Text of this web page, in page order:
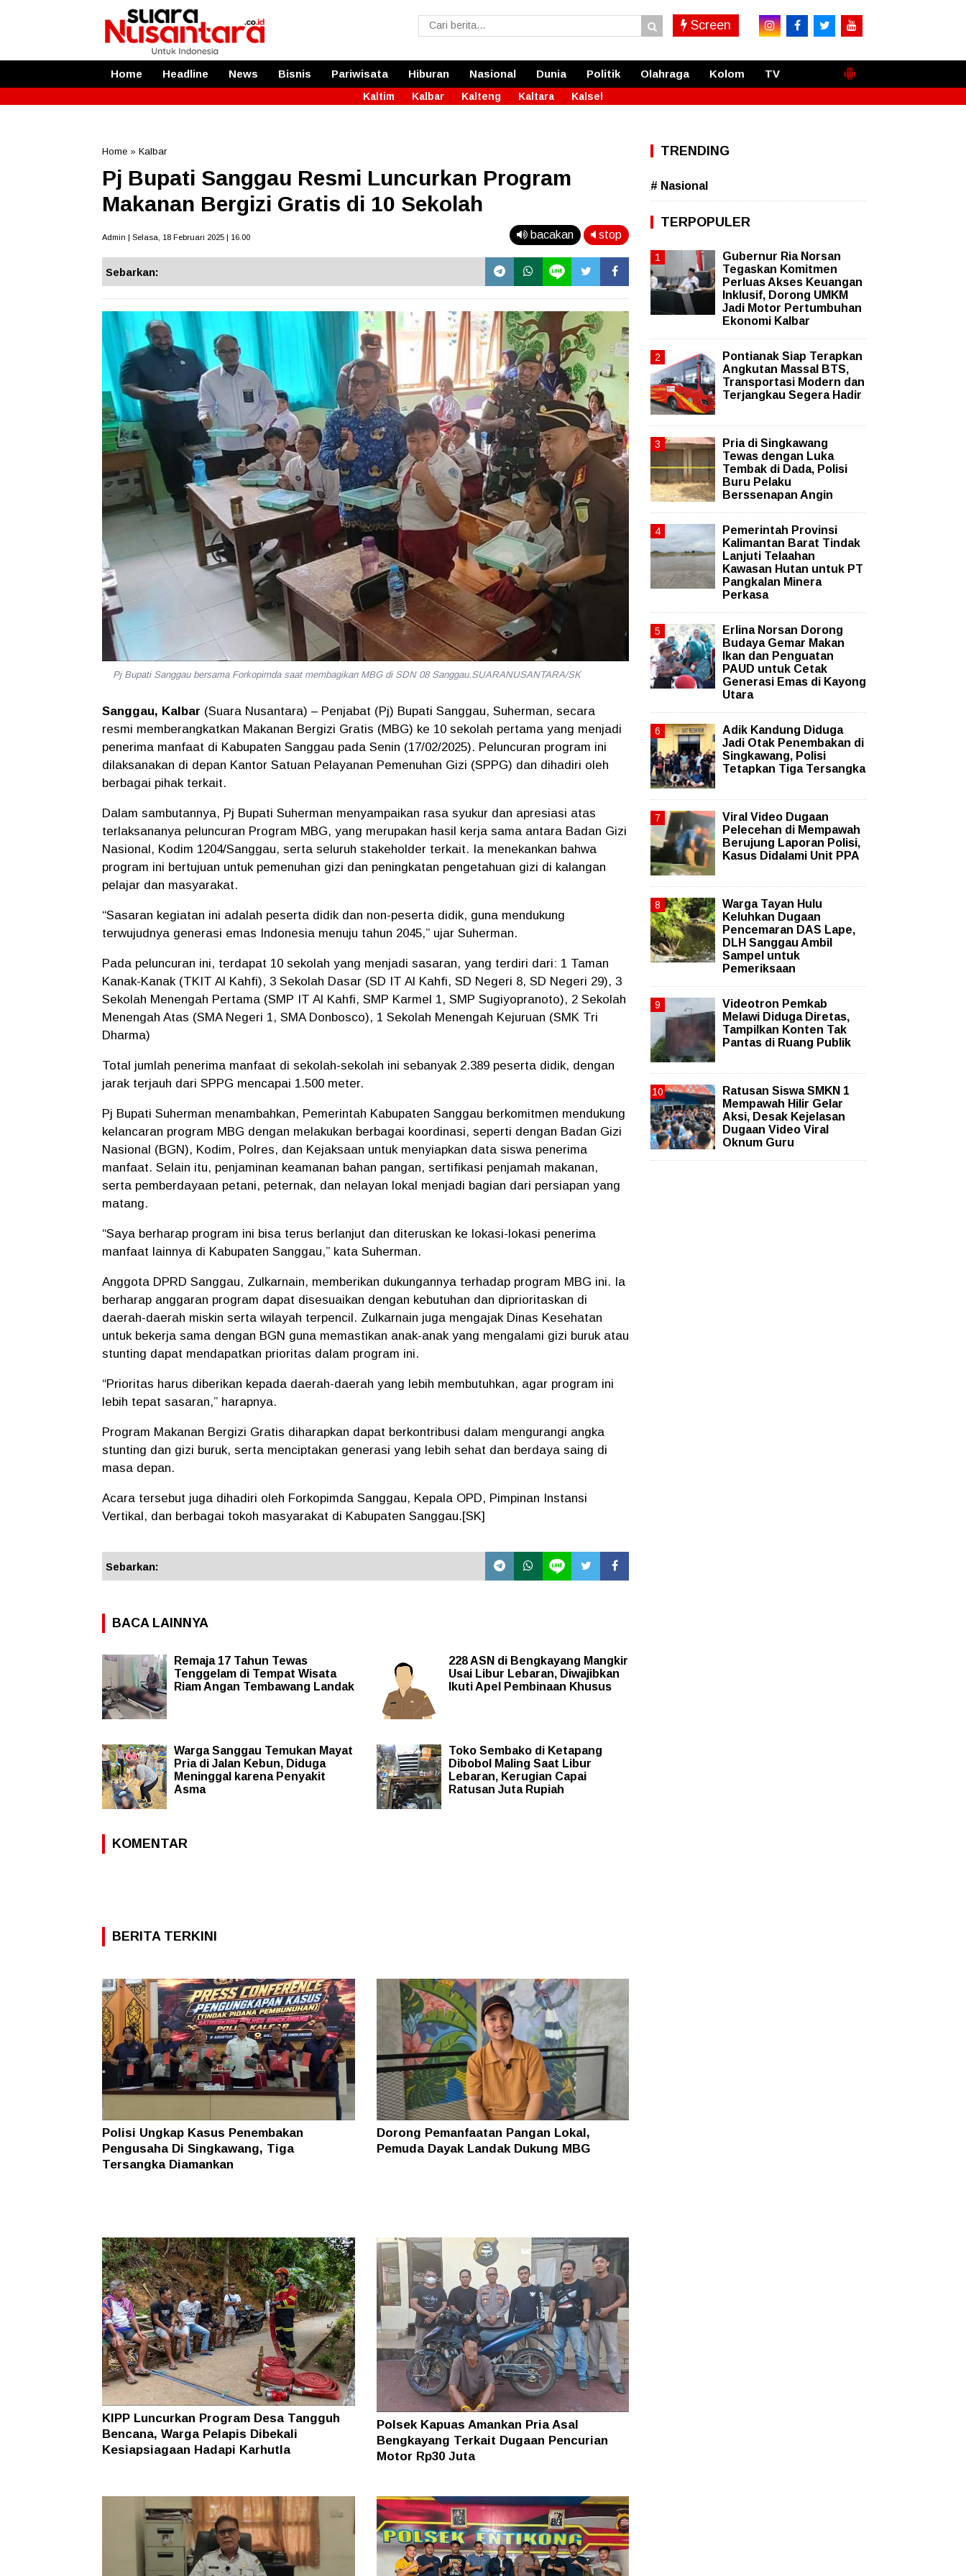
Screen
Home Headline News Bisnis Pariwisata Hiburan Nasional Dunia Politik Olahraga Kolom TV
Kaltim Kalbar Kalteng Kaltara Kalsel
Home » Kalbar
Pj Bupati Sanggau Resmi Luncurkan Program
Makanan Bergizi Gratis di 10 Sekolah
Admin | Selasa, 18 Februari 2025 | 16.00 bacakan stop
Sebarkan:
Pj Bupati Sanggau bersama Forkopimda saat membagikan MBG di SDN 08 Sanggau.SUARANUSANTARA/SK
Sanggau, Kalbar (Suara Nusantara) – Penjabat (Pj) Bupati Sanggau, Suherman, secara
resmi memberangkatkan Makanan Bergizi Gratis (MBG) ke 10 sekolah pertama yang menjadi
penerima manfaat di Kabupaten Sanggau pada Senin (17/02/2025). Peluncuran program ini
dilaksanakan di depan Kantor Satuan Pelayanan Pemenuhan Gizi (SPPG) dan dihadiri oleh
berbagai pihak terkait.
Dalam sambutannya, Pj Bupati Suherman menyampaikan rasa syukur dan apresiasi atas
terlaksananya peluncuran Program MBG, yang merupakan hasil kerja sama antara Badan Gizi
Nasional, Kodim 1204/Sanggau, serta seluruh stakeholder terkait. Ia menekankan bahwa
program ini bertujuan untuk pemenuhan gizi dan peningkatan pengetahuan gizi di kalangan
pelajar dan masyarakat.
“Sasaran kegiatan ini adalah peserta didik dan non-peserta didik, guna mendukung
terwujudnya generasi emas Indonesia menuju tahun 2045,” ujar Suherman.
Pada peluncuran ini, terdapat 10 sekolah yang menjadi sasaran, yang terdiri dari: 1 Taman
Kanak-Kanak (TKIT Al Kahfi), 3 Sekolah Dasar (SD IT Al Kahfi, SD Negeri 8, SD Negeri 29), 3
Sekolah Menengah Pertama (SMP IT Al Kahfi, SMP Karmel 1, SMP Sugiyopranoto), 2 Sekolah
Menengah Atas (SMA Negeri 1, SMA Donbosco), 1 Sekolah Menengah Kejuruan (SMK Tri
Dharma)
Total jumlah penerima manfaat di sekolah-sekolah ini sebanyak 2.389 peserta didik, dengan
jarak terjauh dari SPPG mencapai 1.500 meter.
Pj Bupati Suherman menambahkan, Pemerintah Kabupaten Sanggau berkomitmen mendukung
kelancaran program MBG dengan melakukan berbagai koordinasi, seperti dengan Badan Gizi
Nasional (BGN), Kodim, Polres, dan Kejaksaan untuk menyiapkan data siswa penerima
manfaat. Selain itu, penjaminan keamanan bahan pangan, sertifikasi penjamah makanan,
serta pemberdayaan petani, peternak, dan nelayan lokal menjadi bagian dari persiapan yang
matang.
“Saya berharap program ini bisa terus berlanjut dan diteruskan ke lokasi-lokasi penerima
manfaat lainnya di Kabupaten Sanggau,” kata Suherman.
Anggota DPRD Sanggau, Zulkarnain, memberikan dukungannya terhadap program MBG ini. Ia
berharap anggaran program dapat disesuaikan dengan kebutuhan dan diprioritaskan di
daerah-daerah miskin serta wilayah terpencil. Zulkarnain juga mengajak Dinas Kesehatan
untuk bekerja sama dengan BGN guna memastikan anak-anak yang mengalami gizi burukatau
stunting dapat mendapatkan prioritas dalam program ini.
“Prioritas harus diberikan kepada daerah-daerah yang lebih membutuhkan, agar program ini
lebih tepat sasaran,” harapnya.
Program Makanan Bergizi Gratis diharapkan dapat berkontribusi dalam mengurangi angka
stunting dan gizi buruk, serta menciptakan generasi yang lebih sehat dan berdaya saing di
masa depan.
Acara tersebut juga dihadiri oleh Forkopimda Sanggau, Kepala OPD, Pimpinan Instansi
Vertikal, dan berbagai tokoh masyarakat di Kabupaten Sanggau.[SK]
Sebarkan:
BACA LAINNYA
Remaja 17 Tahun Tewas
Tenggelam di Tempat Wisata
Riam Angan Tembawang Landak
228 ASN di Bengkayang Mangkir
Usai Libur Lebaran, Diwajibkan
Ikuti Apel Pembinaan Khusus
Warga Sanggau Temukan Mayat
Pria di Jalan Kebun, Diduga
Meninggal karena Penyakit
Asma
Toko Sembako di Ketapang
Dibobol Maling Saat Libur
Lebaran, Kerugian Capai
Ratusan Juta Rupiah
KOMENTAR
BERITA TERKINI
Polisi Ungkap Kasus Penembakan
Pengusaha Di Singkawang, Tiga
Tersangka Diamankan
Dorong Pemanfaatan Pangan Lokal,
Pemuda Dayak Landak Dukung MBG
KIPP Luncurkan Program Desa Tangguh
Bencana, Warga Pelapis Dibekali
Kesiapsiagaan Hadapi Karhutla
Polsek Kapuas Amankan Pria Asal
Bengkayang Terkait Dugaan Pencurian
Motor Rp30 Juta
TRENDING
# Nasional
TERPOPULER
Gubernur Ria Norsan
Tegaskan Komitmen
Perluas Akses Keuangan
Inklusif, Dorong UMKM
Jadi Motor Pertumbuhan
Ekonomi Kalbar
Pontianak Siap Terapkan
Angkutan Massal BTS,
Transportasi Modern dan
Terjangkau Segera Hadir
Pria di Singkawang
Tewas dengan Luka
Tembak di Dada, Polisi
Buru Pelaku
Berssenapan Angin
Pemerintah Provinsi
Kalimantan Barat Tindak
Lanjuti Telaahan
Kawasan Hutan untuk PT
Pangkalan Minera
Perkasa
Erlina Norsan Dorong
Budaya Gemar Makan
Ikan dan Penguatan
PAUD untuk Cetak
Generasi Emas di Kayong
Utara
Adik Kandung Diduga
Jadi Otak Penembakan di
Singkawang, Polisi
Tetapkan Tiga Tersangka
Viral Video Dugaan
Pelecehan di Mempawah
Berujung Laporan Polisi,
Kasus Didalami Unit PPA
Warga Tayan Hulu
Keluhkan Dugaan
Pencemaran DAS Lape,
DLH Sanggau Ambil
Sampel untuk
Pemeriksaan
Videotron Pemkab
Melawi Diduga Diretas,
Tampilkan Konten Tak
Pantas di Ruang Publik
Ratusan Siswa SMKN 1
Mempawah Hilir Gelar
Aksi, Desak Kejelasan
Dugaan Video Viral
Oknum Guru